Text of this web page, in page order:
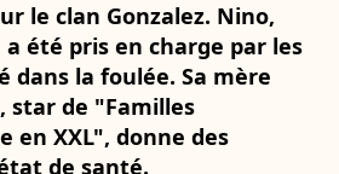
le clan Gonzalez. Nino,
été pris en charge par les
dans la foulée. Sa mère
star de "Familles
en XXL", donne des
de santé.